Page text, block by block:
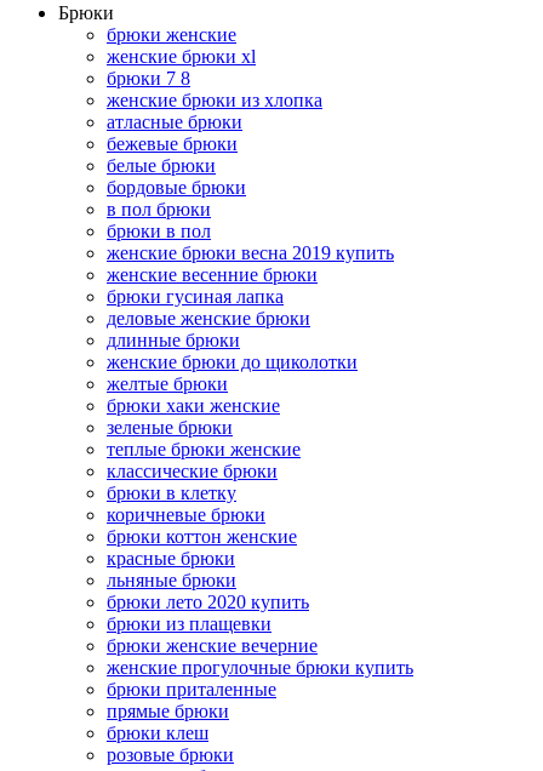
Брюки
брюки женские
женские брюки xl
брюки 7 8
женские брюки из хлопка
атласные брюки
бежевые брюки
белые брюки
бордовые брюки
в пол брюки
брюки в пол
женские брюки весна 2019 купить
женские весенние брюки
брюки гусиная лапка
деловые женские брюки
длинные брюки
женские брюки до щиколотки
желтые брюки
брюки хаки женские
зеленые брюки
теплые брюки женские
классические брюки
брюки в клетку
коричневые брюки
брюки коттон женские
красные брюки
льняные брюки
брюки лето 2020 купить
брюки из плащевки
брюки женские вечерние
женские прогулочные брюки купить
брюки приталенные
прямые брюки
брюки клеш
розовые брюки